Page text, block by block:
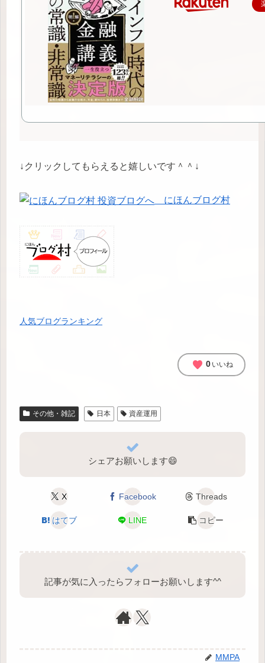
↓クリックしてもらえると嬉しいです＾＾↓
にほんブログ村
人気ブログランキング
favorite 0 いいね
その他・雑記 日本 資産運用
シェアお願いします😄
X Facebook Threads
はてブ LINE コピー
記事が気に入ったらフォローお願いします^⁠^⁠
MMPA